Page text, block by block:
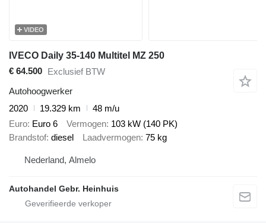
VIDEO
IVECO Daily 35-140 Multitel MZ 250
€ 64.500 Exclusief BTW
Autohoogwerker
2020
19.329 km
48 m/u
Euro Euro 6 Vermogen 103 kW (140 PK)
Brandstof diesel Laadvermogen 75 kg
Nederland, Almelo
Autohandel Gebr. Heinhuis